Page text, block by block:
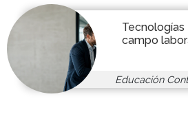
Tecnologías
campo
Educación